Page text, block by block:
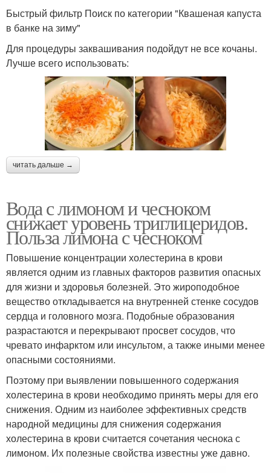
Быстрый фильтр Поиск по категории "Квашеная капуста
в банке на зиму"
Для процедуры заквашивания подойдут не все кочаны.
Лучше всего использовать:
читать дальше →
Вода с лимоном и чесноком
снижает уровень триглицеридов.
Польза лимона с чесноком
Повышение концентрации холестерина в крови
является одним из главных факторов развития опасных
для жизни и здоровья болезней. Это жироподобное
вещество откладывается на внутренней стенке сосудов
сердца и головного мозга. Подобные образования
разрастаются и перекрывают просвет сосудов, что
чревато инфарктом или инсультом, а также иными менее
опасными состояниями.
Поэтому при выявлении повышенного содержания
холестерина в крови необходимо принять меры для его
снижения. Одним из наиболее эффективных средств
народной медицины для снижения содержания
холестерина в крови считается сочетания чеснока с
лимоном. Их полезные свойства известны уже давно.